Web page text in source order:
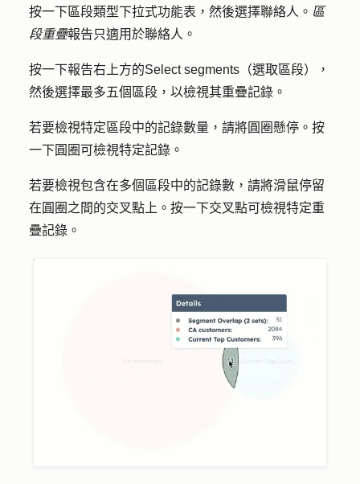
按一下區段類型下拉式功能表，然後選擇聯絡人 。 區
段重疊報告只適用於聯絡人。
按一下報告右上方的Select segments（選取區段），
然後選擇最多五個區段 ，以檢視其重疊記錄。
若要檢視特定區段中的記錄數量，請將圓圈懸停。按
一下圓圈可檢視特定記錄。
若要檢視包含在多個區段中的記錄數，請將滑鼠停留
在圓圈之間的交叉點上 。按一下交叉點可檢視特定重
疊記錄。